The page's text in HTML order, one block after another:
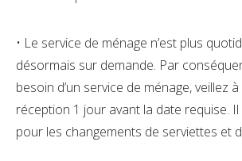
• Le service de ménage n’est plus
désormais sur demande. Par
besoin d’un service de ménage, veillez
réception 1 jour avant la date requise. Il
pour les changements de serviettes et